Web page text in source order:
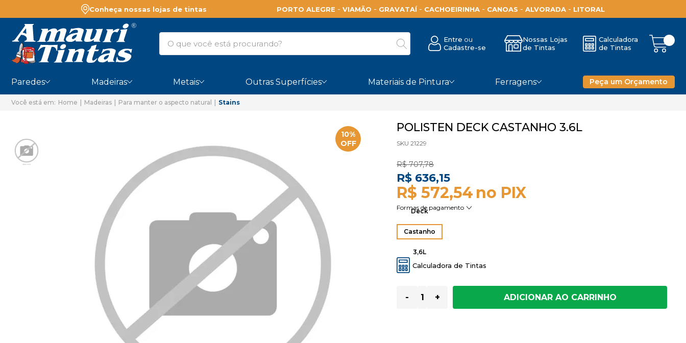
Conheça nossas lojas de tintas PORTO ALEGRE -VIAMÃO - GRAVATAÍ- CACHOEIRINHA - CANOAS -ALVORADA - LITORAL
Entre
Cadastre-se
Nossas Lojas
de Tintas
Calculadora
de Tintas
Paredes Madeiras Metais Outras Superfícies Materiais de Pintura Ferragens Peça um Orçamento
Home Madeiras Para manter o aspecto natural Stains
10%
OFF
POLISTEN DECK CASTANHO 3.6L
SKU 21229
R$ 707,78
R$ 636,15
R$ 572,54
Deck
Castanho
3,6L
Calculadora de Tintas
- +